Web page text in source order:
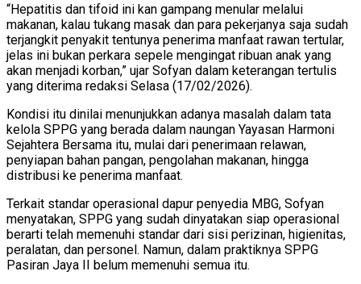
“Hepatitis dan tifoid ini kan gampang menular melalui
makanan, kalau tukang masak dan para pekerjanya saja sudah
terjangkit penyakit tentunya penerima manfaat rawan tertular,
jelas ini bukan perkara sepele mengingat ribuan anak yang
akan menjadi korban,” ujar Sofyan dalam keterangan tertulis
yang diterima redaksi Selasa (17/02/2026).
Kondisi itu dinilai menunjukkan adanya masalah dalam tata
kelola SPPG yang berada dalam naungan Yayasan Harmoni
Sejahtera Bersama itu, mulai dari penerimaan relawan,
penyiapan bahan pangan, pengolahan makanan, hingga
distribusi ke penerima manfaat.
Terkait standar operasional dapur penyedia MBG, Sofyan
menyatakan, SPPG yang sudah dinyatakan siap operasional
berarti telah memenuhi standar dari sisi perizinan, higienitas,
peralatan, dan personel. Namun, dalam praktiknya SPPG
Pasiran Jaya II belum memenuhi semua itu.